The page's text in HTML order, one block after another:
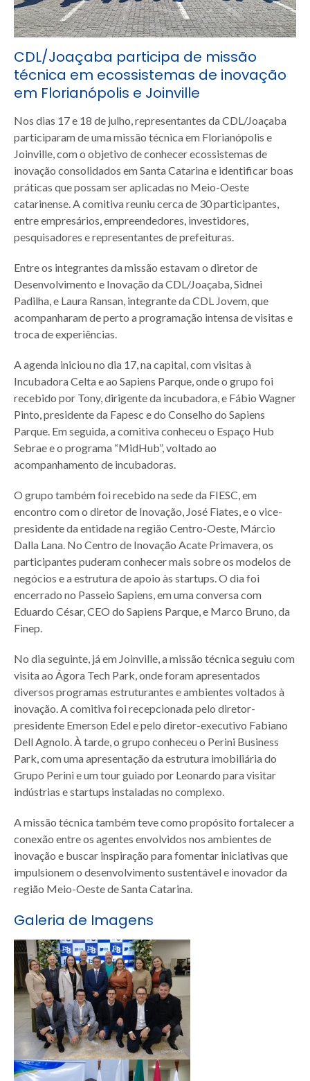
CDL/Joaçaba participa de missão
técnica em ecossistemas de inovação
em Florianópolis e Joinville
Nos dias 17 e 18 de julho, representantes da CDL/Joaçaba
participaram de uma missão técnica em Florianópolis e
Joinville, com o objetivo de conhecer ecossistemas de
inovação consolidados em Santa Catarina e identificar boas
práticas que possam ser aplicadas no Meio-Oeste
catarinense. A comitiva reuniu cerca de 30 participantes,
entre empresários, empreendedores, investidores,
pesquisadores e representantes de prefeituras.
Entre os integrantes da missão estavam o diretor de
Desenvolvimento e Inovação da CDL/Joaçaba, Sidnei
Padilha, e Laura Ransan, integrante da CDL Jovem, que
acompanharam de perto a programação intensa de visitas e
troca de experiências.
A agenda iniciou no dia 17, na capital, com visitas à
Incubadora Celta e ao Sapiens Parque, onde o grupo foi
recebido por Tony, dirigente da incubadora, e Fábio Wagner
Pinto, presidente da Fapesc e do Conselho do Sapiens
Parque. Em seguida, a comitiva conheceu o Espaço Hub
Sebrae e o programa “MidHub”, voltado ao
acompanhamento de incubadoras.
O grupo também foi recebido na sede da FIESC, em
encontro com o diretor de Inovação, José Fiates, e o vice-
presidente da entidade na região Centro-Oeste, Márcio
Dalla Lana. No Centro de Inovação Acate Primavera, os
participantes puderam conhecer mais sobre os modelos de
negócios e a estrutura de apoio às startups. O dia foi
encerrado no Passeio Sapiens, em uma conversa com
Eduardo César, CEO do Sapiens Parque, e Marco Bruno, da
Finep.
No dia seguinte, já em Joinville, a missão técnica seguiu com
visita ao Ágora Tech Park, onde foram apresentados
diversos programas estruturantes e ambientes voltados à
inovação. A comitiva foi recepcionada pelo diretor-
presidente Emerson Edel e pelo diretor-executivo Fabiano
Dell Agnolo. À tarde, o grupo conheceu o Perini Business
Park, com uma apresentação da estrutura imobiliária do
Grupo Perini e um tour guiado por Leonardo para visitar
indústrias e startups instaladas no complexo.
A missão técnica também teve como propósito fortalecer a
conexão entre os agentes envolvidos nos ambientes de
inovação e buscar inspiração para fomentar iniciativas que
impulsionem o desenvolvimento sustentável e inovador da
região Meio-Oeste de Santa Catarina.
Galeria de Imagens